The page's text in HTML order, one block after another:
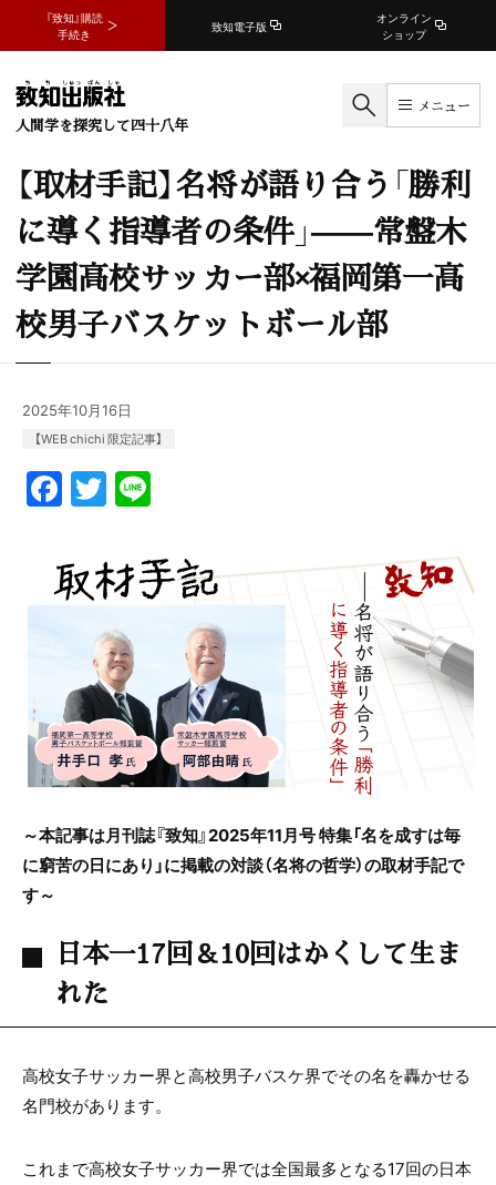
『致知』購読
手続き
致知電子版
オンライン
ショップ
人間学を探究して四十八年
メニュー
【取材手記】名将が語り合う「勝利
に導く指導者の条件」——常盤木
学園高校サッカー部×福岡第一高
校男子バスケットボール部
2025年10月16日
【WEB chichi 限定記事】
F
a
c
e
o
k
T
w
itt
er
e
～本記事は月刊誌『致知』2025年11月号 特集「名を成すは毎
に窮苦の日にあり」に掲載の対談（名将の哲学）の取材手記で
す～
日本一17回＆10回はかくして生ま
れた
高校女子サッカー界と高校男子バスケ界でその名を轟かせる
名門校があります。
これまで高校女子サッカー界では全国最多となる17回の日本